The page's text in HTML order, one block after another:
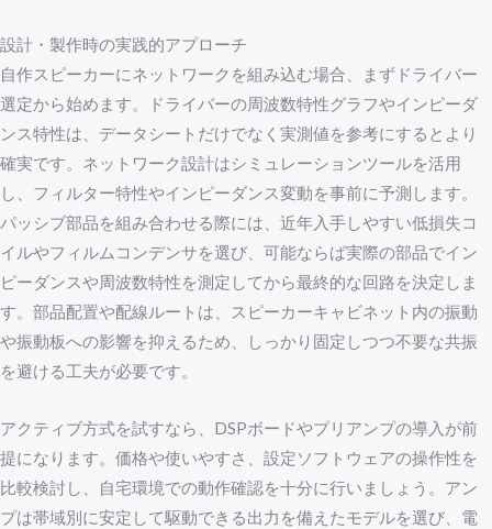
設計・製作時の実践的アプローチ
自作スピーカーにネットワークを組み込む場合、まずドライバー
選定から始めます。ドライバーの周波数特性グラフやインピーダ
ンス特性は、データシートだけでなく実測値を参考にするとより
確実です。ネットワーク設計はシミュレーションツールを活用
し、フィルター特性やインピーダンス変動を事前に予測します。
パッシブ部品を組み合わせる際には、近年入手しやすい低損失コ
イルやフィルムコンデンサを選び、可能ならば実際の部品でイン
ピーダンスや周波数特性を測定してから最終的な回路を決定しま
す。部品配置や配線ルートは、スピーカーキャビネット内の振動
や振動板への影響を抑えるため、しっかり固定しつつ不要な共振
を避ける工夫が必要です。
アクティブ方式を試すなら、DSPボードやプリアンプの導入が前
提になります。価格や使いやすさ、設定ソフトウェアの操作性を
比較検討し、自宅環境での動作確認を十分に行いましょう。アン
プは帯域別に安定して駆動できる出力を備えたモデルを選び、電